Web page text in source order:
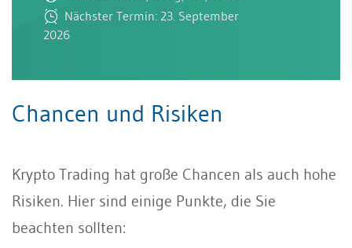
Nächster Termin: 23. September
2026
Chancen und Risiken
Krypto Trading hat große Chancen als auch hohe
Risiken. Hier sind einige Punkte, die Sie
beachten sollten: